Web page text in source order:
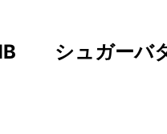
シュガーバタ